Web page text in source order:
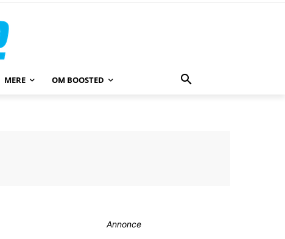
MERE OM BOOSTED
Annonce